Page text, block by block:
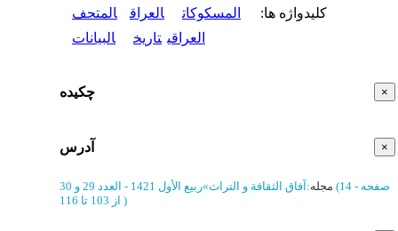
کلیدواژه ها: المسکوکات العراق
المتحف
العراقی تاریخ البیانات
× چکیده
× آدرس
مجله: آفاق الثقافة و التراث»ربیع الأول 1421 - العدد 29 و 30
(‎14 صفحه -
)